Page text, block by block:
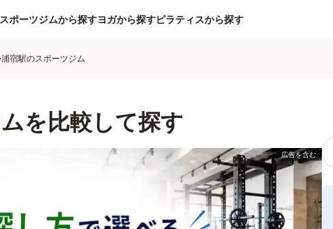
スポーツジムから探すヨガから探すピラティスから探す
浦宿駅のスポーツジム
を比較して探す